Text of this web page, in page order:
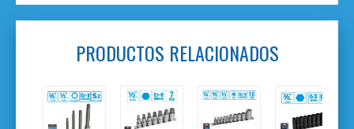
PRODUCTOS RELACIONADOS